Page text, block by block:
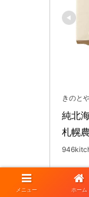
きのと
純北
札幌
メニュー ホーム